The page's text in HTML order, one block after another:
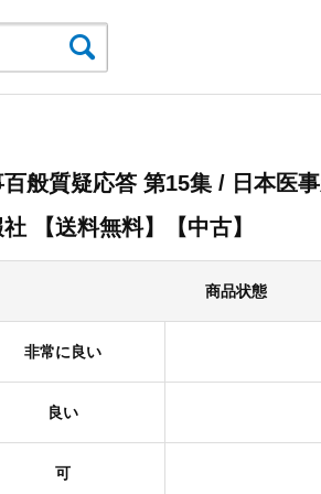
般質疑応答 第15集 / 日本医
【送料無料】【中古】
商品状態
非常に良い
良い
可